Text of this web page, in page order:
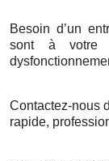
Besoin d’un
sont à votre
Contactez-nous
rapide,